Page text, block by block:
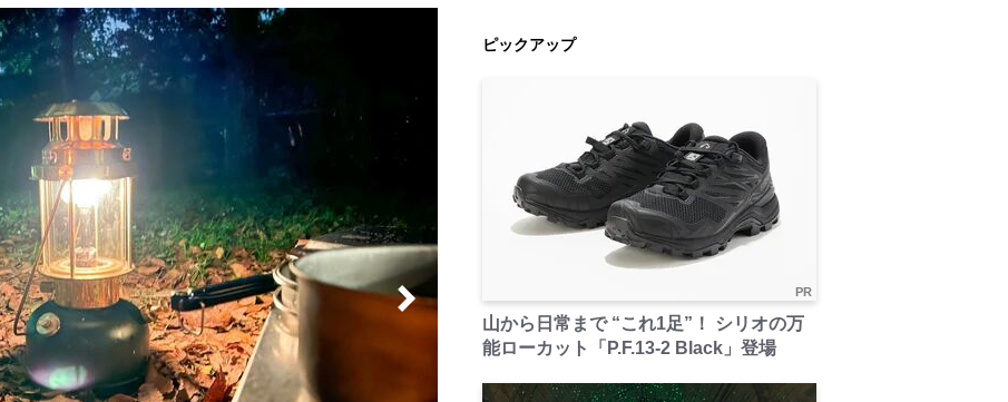
ピックアップ
PR
山から日常まで “これ1足”！ シリオの万
能ローカット「P.F.13-2 Black」登場